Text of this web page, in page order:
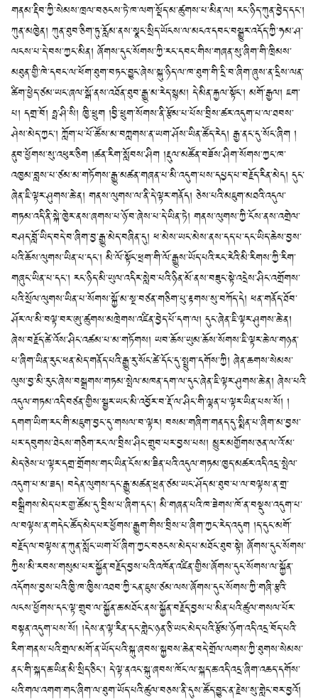
གནམ་རྡིབ་ཀྱི་སེམས་ཁྲལ་བཅངས་ཏེ་ཁ་ལག་སྡོད་མ་ཚུགས་པ་མིན་ལ། རང་ཉིད་ཀུན་བྱེད་དང༌།
ཀུན་མཁྱེན། ཀུན་ཐུབ་ཅིག་ཏུ་རློམ་ནས་སྣང་སྲིད་ཡོངས་ལ་མངའ་དབང་བསྒྱུར་འདོད་ཀྱི་ཧམ་ཤ་
ལངས་པ་དེ་བས་ཀྱང་མིན། ཞོགས་དུང་སོགས་ཀྱི་རང་དབང་གིས་གཞན་སུ་ཞིག་གི་ཁྲིམས་
མཐུན་གྱི་ཁེ་དབང་ལ་ཕོག་ཐུག་བཏང་བྱུང་ཞེས་སྐུ་ཉིད་ལ་ཁ་ཐུག་གི་དྲི་བ་ཞིག་ཞུས་ན་དྲིས་ལན་
ཚིག་ཕྱེད་ཙམ་ཡང་ཞལ་སྒོ་ནས་འཐོན་ཐུབ་རྒྱུ་མ་རེད་སྙམ། དེ་མིན་རྐྱལ་སྟོང༌། མགོ་རྒྱལ། ཇག་
པ། དགྲ་བོ། ཧྥ་ཤི་སི། ཁྱི་ཕྲུག །བྱི་ཕྲུག་སོགས་ནི་རྩོམ་པ་པོས་བྲིས་ཚར་འདུག་པ་ལ་ཐབས་
ཤེས་མེད་ཀྱང༌། ཀློག་པ་པོ་ཚོས་མ་བཀླགས་ན་ཡག་ཤོས་ཡིན་ཚོད་རེད། རྒྱ་ནང་དུ་སོང་ཞིག །
ནུབ་ཕྱོགས་སུ་འཕུར་ཅིག །ཚན་རིག་སློབས་ཤིག །རྡུལ་མཚོན་བཟོས་ཤིག་སོགས་ཀྱང་ཁ་
འཁྱམ་བླས་པ་ཙམ་མ་གཏོགས་རྒྱུ་མཚན་གཞན་པ་མི་འདུག་པས་དཔྱད་པ་བརྗོད་རིན་མེད། དུང་
ཞེན་ཇི་ལྟར་ཤུགས་ཆེ་ན། གནས་ལུགས་ལ་ནི་དེ་ལྟར་གནོད། ཅེས་པའི་མཇུག་མཐའི་འདུལ་
གཏམ་འདི་ནི་སྐེ་ཁྱེར་ནས་ཞགས་པ་ཉོ་བ་ཞེས་པ་དེ་ཡིན་ཏེ། གནས་ལུགས་ཀྱི་ངོས་ནས་འགྲེལ་
བཤད་བློ་ཡིད་བདེ་བ་ཞིག་བྱ་རྒྱུ་མེད་བཞིན་དུ། ཕ་མེས་ཡང་མེས་ནས་དད་པ་དང་ཡིད་ཆེས་བྱས་
པའི་ཆོས་ལུགས་ཡིན་པ་དང༌། མི་ལོ་སྟོང་ཕྲག་གི་ལོ་རྒྱུས་ཡོད་པའི་རང་རེའི་མི་རིགས་ཀྱི་རིག་
གཞུང་ཡིན་པ་དང༌། རང་ཉིད་མི་ཡུལ་འདིར་སླེབ་པའི་ཉིན་མོ་ནས་བཟུང་སྟེ་འདྲེས་ཤིང་འགྲོགས་
པའི་སྲོལ་ལུགས་ཡིན་པ་སོགས་སྐྱོ་མ་སྔ་བཙན་གཅིག་པུ་རྟགས་སུ་བཀོད་དེ། ཕན་གནོད་ཐོབ་
ཤོར་ལ་མི་བལྟ་བར་ཨུ་ཚུགས་མཁྲེགས་འཛིན་བྱེད་པོ་དག་ལ། དུང་ཞེན་ཇི་ལྟར་ཤུགས་ཆེ་ན།
ཞེས་བརྗོད་ཚེ་འོས་ཤིང་འཚམ་པ་མ་གཏོགས། ཡབ་ཆོས་ཡུམ་ཆོས་སོགས་ཇི་ལྟར་ཆེ་ལ་གཉན་
པ་ཞིག་ཡིན་རུང་ཕན་མེད་གནོད་པའི་རྒྱུ་རུ་སོང་ཚེ་དོང་དུ་སྤྲུག་དགོས་ཀྱི། ཞེན་ཆགས་སེམས་
ལུས་བྱ་མི་རུང་ཞེས་བསྒྲགས་གཏམ་སྤེལ་མཁན་དག་ལ་དུང་ཞེན་ཇི་ལྟར་ཤུགས་ཆེ་ན། ཞེས་པའི་
འདུལ་གཏམ་འདི་བཙན་གྱིས་སྦྱར་ཡང་མི་འབྱོར་བ་རྡོ་ལ་ཤིང་གི་ལྷན་པ་ལྟར་ཡིན་པས་སོ། །
དགག་ཡིག་རང་གི་མཇུག་བྱང་དུ་གསལ་བ་ལྟར། བསམ་གཞིག་གནད་དུ་སྨིན་པ་ཞིག་མ་བྱས་
པར་དབུགས་ཐེངས་གཅིག་རང་ལ་བྲིས་ཤིང་གྲུབ་པར་བྱས་པས། མྱུར་མགྱོགས་ཅན་ལ་འོ་མ་
མེད་ཅེས་པ་ལྟར་དགྲ་གྲོགས་གང་ཡིན་ངོས་མ་ཟིན་པའི་འདུལ་གཏམ་ཁྱད་མཚར་འདི་འདྲ་སྤེལ་
འདུག་པ་མ་ཟད། བདེན་ལུགས་དང་རྒྱུ་མཚན་ཕྲན་ཙམ་ཡང་ཤོད་མ་ཐུབ་པ་ལ་བལྟས་ན་གྲ་
བསྒྲིགས་མེད་པར་གྱ་ཚོམ་དུ་བྲིས་པ་ཞིག་དང༌། མི་གཞན་པའི་ཁ་ཟེགས་ཁོ་ན་བསྡུས་འདུག་པ་
ལ་བལྟས་ན་གདེང་ཚོད་མེད་པར་ཕྱོགས་རྒྱུག་གིས་བྲིས་པ་ཞིག་ཀྱང་རེད་འདུག །ད་དུང་མགོ་
བརྗོད་ལ་བལྟས་ན་ཀུན་སློང་ཡག་པོ་ཞིག་ཀྱང་བཅངས་མེད་པ་མཐོང་ཐུབ་སྟེ། ཞོགས་དུང་སོགས་
ཀྱིས་མི་རབས་གསུམ་པར་སྐྱོན་བརྗོད་བྱས་པའི་འཁོན་འཛིན་གྱིས་ཞོགས་དུང་སོགས་ལ་སྐྱོན་
འདོགས་བྱས་པའི་ཁྱི་ཁ་ཁྱིས་འཐབ་ཀྱི་ངན་ཇུས་ཙམ་ལས་ཞོགས་དུང་སོགས་ཀྱི་གཞི་རྩའི་
ལངས་ཕྱོགས་དང་ལྟ་གྲུབ་ལ་སྐྱོན་ཆ་མཐོང་ནས་སྐྱོན་བརྗོད་བྱས་པ་མིན་པའི་ཚུལ་གསལ་པོར་
བསྟན་འདུག་པས་སོ། །དེས་ན་ལྟ་རིན་དང་གླེང་ཉན་ཅི་ཡང་མེད་པའི་རྩོམ་ཉོག་འདི་འདྲ་བོད་པའི་
རིག་གནས་པའི་གྲལ་མགོ་ན་ཡོད་པའི་སྐུ་ཞབས་སྐྱབས་ཆེན་བདེ་གྲོལ་ལགས་ཀྱི་ཐུགས་སེམས་
ནང་གི་སྐད་ཆ་ཡིན་མི་སྲིད་ཅིང༌། དེ་ལྟ་ནའང་སྐུ་ཞབས་ཁོང་ལ་སྐད་ཆ་འདི་འདྲ་ཞིག་འཆད་དགོས་
པའི་གལ་འགག་གང་ཞིག་ལ་ཐུག་ཡོད་པའི་ཚུལ་བཅས་ནི་དུས་ཚོད་བྱུང་ན་རྗེས་སུ་གླེང་བར་བྱའོ།